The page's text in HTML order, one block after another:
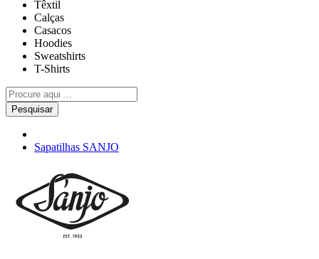
Têxtil
Calças
Casacos
Hoodies
Sweatshirts
T-Shirts
Pesquisar
Sapatilhas SANJO